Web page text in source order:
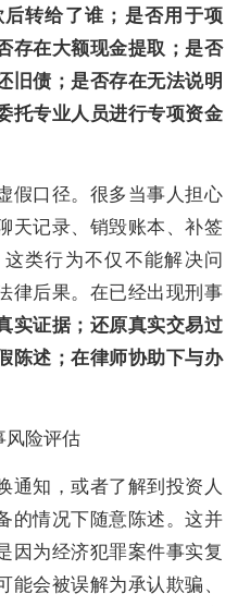
转给了谁；是否用于项
存在大额现金提取；是否
旧债；是否存在无法说明
托专业人员进行专项资金
假口径。很多当事人担心
天记录、销毁账本、补签
类行为不仅不能解决问
律后果。在已经出现刑事
实证据；还原真实交易过
陈述；在律师协助下与办
风险评估
通知，或者了解到投资人
的情况下随意陈述。这并
因为经济犯罪案件事实复
会被误解为承认欺骗、